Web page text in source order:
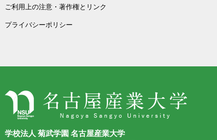
ご利用上の注意・著作権とリンク
プライバシーポリシー
学校法人 菊武学園 名古屋産業大学